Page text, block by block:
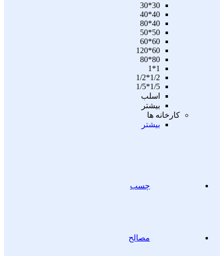
30*30
40*40
40*80
50*50
60*60
60*120
80*80
1*1
1/2*1/2
1/5*1/5
اسلب
بیشتر
کارخانه ها
بیشتر
چسب
مصالح